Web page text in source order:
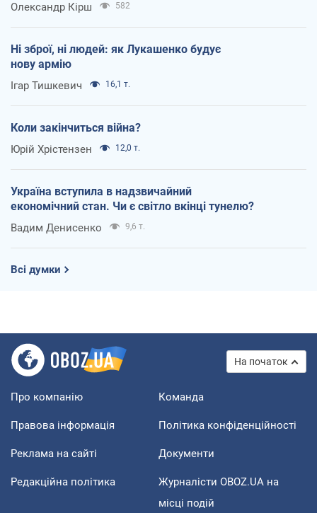
Олександр Кірш 582
Ні зброї, ні людей: як Лукашенко будує
нову армію
Ігар Тишкевич 16,1 т.
Коли закінчиться війна?
Юрій Хрістензен 12,0 т.
Україна вступила в надзвичайний
економічний стан. Чи є світло вкінці тунелю?
Вадим Денисенко 9,6 т.
Всі думки
На початок
Про компанію Команда
Правова інформація Політика конфіденційності
Реклама на сайті Документи
Редакційна політика
Журналісти OBOZ.UA на
місці подій